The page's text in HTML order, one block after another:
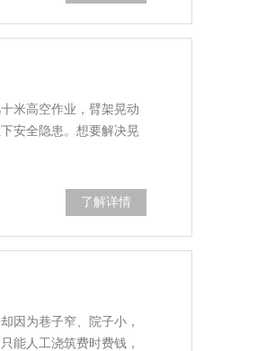
米高空作业，臂架晃动
安全隐患。想要解决晃
了解详情
因为巷子窄、院子小，
能人工浇筑费时费钱，